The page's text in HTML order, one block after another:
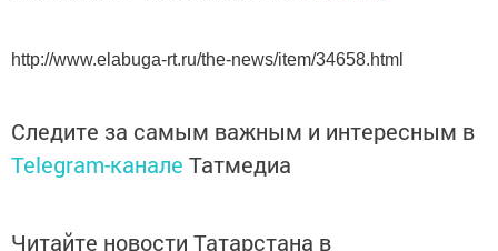
http://www.elabuga-rt.ru/the-news/item/34658.html
Следите за самым важным и интересным в
Telegram-канале Татмедиа
Читайте новости Татарстана в